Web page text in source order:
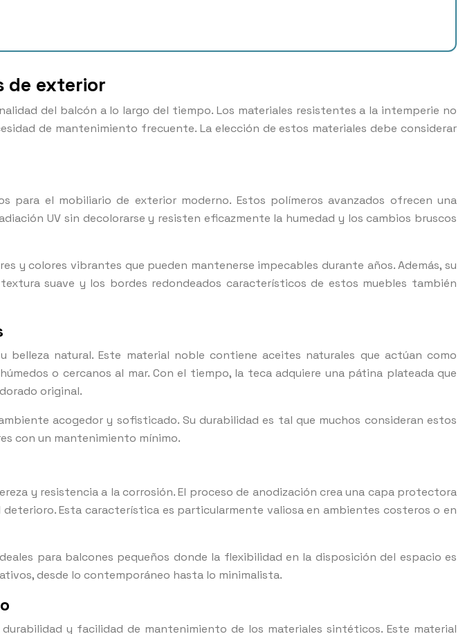
de exterior
del balcón a lo largo del tiempo. Los materiales resistentes a la intemperie no
de mantenimiento frecuente. La elección de estos materiales debe considerar
el mobiliario de exterior moderno. Estos polímeros avanzados ofrecen una
UV sin decolorarse y resisten eficazmente la humedad y los cambios bruscos
y colores vibrantes que pueden mantenerse impecables durante años. Además, su
suave y los bordes redondeados característicos de estos muebles también
natural. Este material noble contiene aceites naturales que actúan como
o cercanos al mar. Con el tiempo, la teca adquiere una pátina plateada que
original.
acogedor y sofisticado. Su durabilidad es tal que muchos consideran estos
con un mantenimiento mínimo.
y resistencia a la corrosión. El proceso de anodización crea una capa protectora
Esta característica es particularmente valiosa en ambientes costeros o en
para balcones pequeños donde la flexibilidad en la disposición del espacio es
desde lo contemporáneo hasta lo minimalista.
y facilidad de mantenimiento de los materiales sintéticos. Este material